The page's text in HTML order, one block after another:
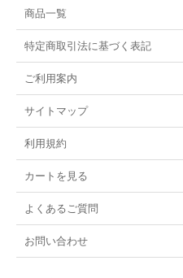
商品一覧
特定商取引法に基づく表記
ご利用案内
サイトマップ
利用規約
カートを見る
よくあるご質問
お問い合わせ